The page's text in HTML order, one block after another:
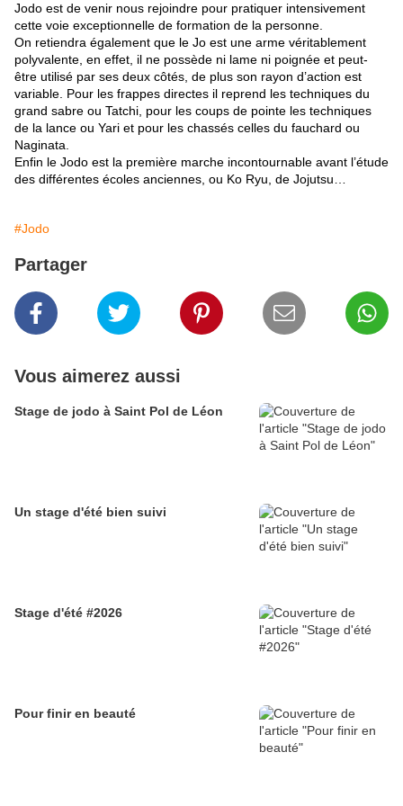
Jodo est de venir nous rejoindre pour pratiquer intensivement
cette voie exceptionnelle de formation de la personne.
On retiendra également que le Jo est une arme véritablement
polyvalente, en effet, il ne possède ni lame ni poignée et peut-
être utilisé par ses deux côtés, de plus son rayon d’action est
variable. Pour les frappes directes il reprend les techniques du
grand sabre ou Tatchi, pour les coups de pointe les techniques
de la lance ou Yari et pour les chassés celles du fauchard ou
Naginata.
Enfin le Jodo est la première marche incontournable avant l’étude
des différentes écoles anciennes, ou Ko Ryu, de Jojutsu…
#Jodo
Partager
Vous aimerez aussi
Stage de jodo à Saint Pol de Léon
Un stage d'été bien suivi
Stage d'été #2026
Pour finir en beauté